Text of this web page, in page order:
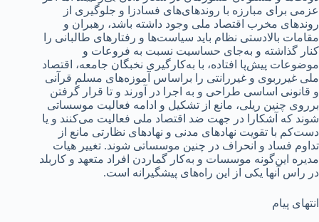
عزمی برای مبارزه با روندهای‌های فسادزا و جلوگیری از
روندهای مخرب اقتصاد ملی وجود داشته باشد، رهبران و
مقامات بالادستی نظام باید سیاست‌ها و رفتارهای طالبانی را
کنار گذاشته و به‌جای حساسیت نسبت به فروعات و
موضوعات پیش‌پا افتاده، با به‌کارگیری نخبگان جامعه، اقتصاد
ملی غیرربوی و غیررانتی را براساس آموزه‌های مسلم قرآنی
و قانونی اساسی طراحی و به اجرا در آورند و تا قرار گرفتن
برروی چنین ریلی، مانع از تشکیل و ادامه فعالیت موسساتی
شوند که آشکارا در جهت ضد اقتصاد ملی فعالیت می‌کنند و یا
دست‌کم با تقویت نهادهای مدنی و نهادهای نظارتی مانع از
تداوم فساد و انحراف در چنین موسساتی شوند. تغییر هیات
مدیره این‌گونه موسسات و به‌کار گماردن افراد متعهد و کاربلد
در راس آنها یکی از این راه‌های پیشگیرانه است.
انتهای پیام